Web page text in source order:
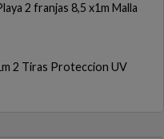
2 franjas 8,5 x1m Malla
2 Tiras Proteccion UV